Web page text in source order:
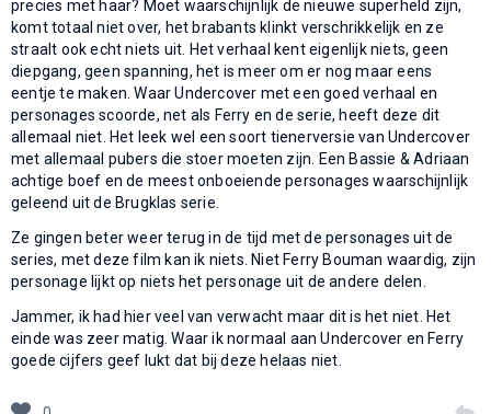
precies met haar? Moet waarschijnlijk de nieuwe superheld zijn,
komt totaal niet over, het brabants klinkt verschrikkelijk en ze
straalt ook echt niets uit. Het verhaal kent eigenlijk niets, geen
diepgang, geen spanning, het is meer om er nog maar eens
eentje te maken. Waar Undercover met een goed verhaal en
personages scoorde, net als Ferry en de serie, heeft deze dit
allemaal niet. Het leek wel een soort tienerversie van Undercover
met allemaal pubers die stoer moeten zijn. Een Bassie & Adriaan
achtige boef en de meest onboeiende personages waarschijnlijk
geleend uit de Brugklas serie.
Ze gingen beter weer terug in de tijd met de personages uit de
series, met deze film kan ik niets. Niet Ferry Bouman waardig, zijn
personage lijkt op niets het personage uit de andere delen.
Jammer, ik had hier veel van verwacht maar dit is het niet. Het
einde was zeer matig. Waar ik normaal aan Undercover en Ferry
goede cijfers geef lukt dat bij deze helaas niet.